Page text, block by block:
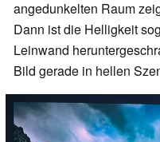
angedunkelten Raum
Dann ist die Helligkeit
Leinwand
Bild gerade in hellen